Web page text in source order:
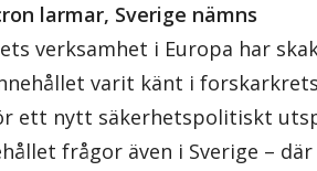
larmar, Sverige nämns
verksamhet i Europa har
varit känt i
ett nytt säkerhetspolitiskt
frågor även i Sverige – där